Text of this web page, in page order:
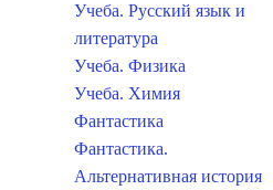
Учеба. Русский язык и
литература
Учеба. Физика
Учеба. Химия
Фантастика
Фантастика.
Альтернативная история